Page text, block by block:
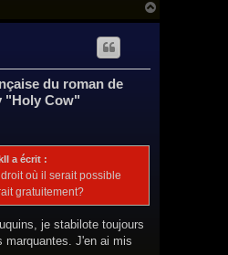
du roman de
"Holy Cow"
a écrit :
où il serait possible
gratuitement?
je stabilote toujours
marquantes. J'en ai mis